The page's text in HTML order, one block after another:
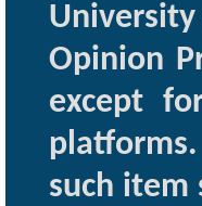
University
Opinion
except
such